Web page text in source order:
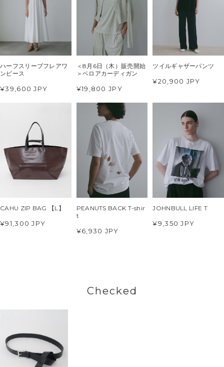
ハーフスリーブフレアワ
ンピース
¥39,600 JPY
＜8月6日（木）販売開始
＞ベロアカーディガン
¥19,800 JPY
ツイルギャザーパンツ
¥20,900 JPY
CAHU ZIP BAG 【L】
¥91,300 JPY
PEANUTS BACK T-shir
t
¥6,930 JPY
JOHNBULL LIFE T
¥9,350 JPY
Checked